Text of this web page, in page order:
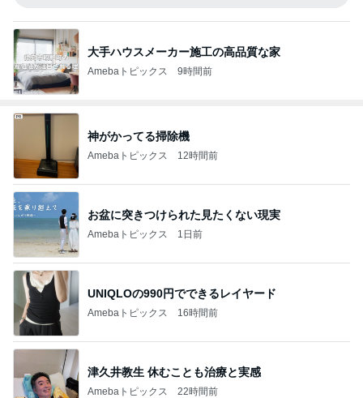
大手ハウスメーカー施工の高品質な家
Amebaトピックス 9時間前
神がかってる掃除機
Amebaトピックス 12時間前
お盆に突きつけられた見たくない現実
Amebaトピックス 1日前
UNIQLOの990円でできるレイヤード
Amebaトピックス 16時間前
津久井教生 休むことも治療と実感
Amebaトピックス 22時間前